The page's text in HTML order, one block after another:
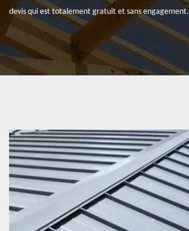
devis qui est totalement gratuit et sans engagement.